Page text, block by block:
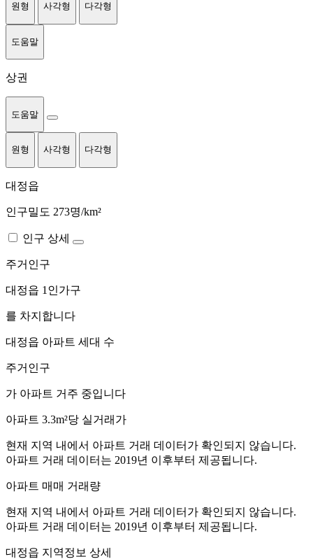
원형 사각형 다각형
도움말
상권
도움말
원형 사각형 다각형
대정읍
인구밀도 273명/km²
인구 상세
주거인구
대정읍 1인가구
를 차지합니다
대정읍 아파트 세대 수
주거인구
가 아파트 거주 중입니다
아파트 3.3m²당 실거래가
현재 지역 내에서 아파트 거래 데이터가 확인되지 않습니다.
아파트 거래 데이터는 2019년 이후부터 제공됩니다.
아파트 매매 거래량
현재 지역 내에서 아파트 거래 데이터가 확인되지 않습니다.
아파트 거래 데이터는 2019년 이후부터 제공됩니다.
대정읍 지역정보 상세